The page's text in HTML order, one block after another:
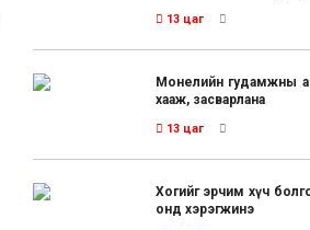
13 цаг
Монелийн гудамжны
хааж, засварлана
13 цаг
Хогийг эрчим хүч
онд хэрэгжинэ